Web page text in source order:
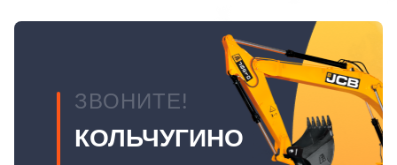
ЗВОНИТЕ!
КОЛЬЧУГИНО